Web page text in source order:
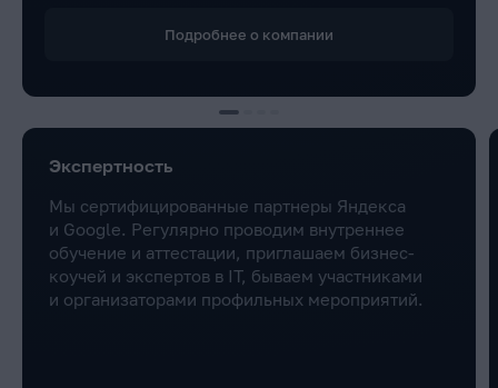
Подробнее о компании
Экспертность
Мы сертифицированные партнеры Яндекса
и Google. Регулярно проводим внутреннее
обучение и аттестации, приглашаем бизнес-
коучей и экспертов в IT, бываем участниками
и организаторами профильных мероприятий.